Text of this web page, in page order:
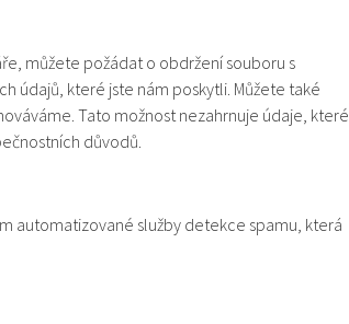
můžete požádat o obdržení souboru s
údajů, které jste nám poskytli. Můžete také
Tato možnost nezahrnuje údaje, které
důvodů.
automatizované služby detekce spamu, která